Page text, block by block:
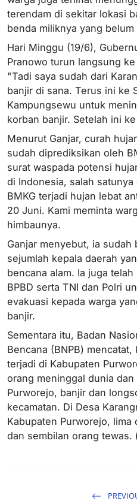
terendam di sekitar lokasi
benda miliknya yang
Hari Minggu (19/6),
Pranowo turun langsung
"Tadi saya sudah dari
banjir di sana. Terus ini ke
Kampungsewu untuk
korban banjir. Setelah ini
Menurut Ganjar, curah
sudah diprediksikan oleh
surat waspada potensi
di Indonesia, salah
BMKG terjadi hujan lebat
20 Juni. Kami meminta
himbaunya.
Ganjar menyebut, ia
sejumlah kepala daerah
bencana alam. Ia juga
BPBD serta TNI dan Polri
evakuasi kepada warga
banjir.
Sementara itu, Badan
Bencana (BNPB)
terjadi di Kabupaten
orang meninggal dunia
Purworejo, banjir dan
kecamatan. Di Desa
Kabupaten Purworejo,
dan sembilan orang tewas.